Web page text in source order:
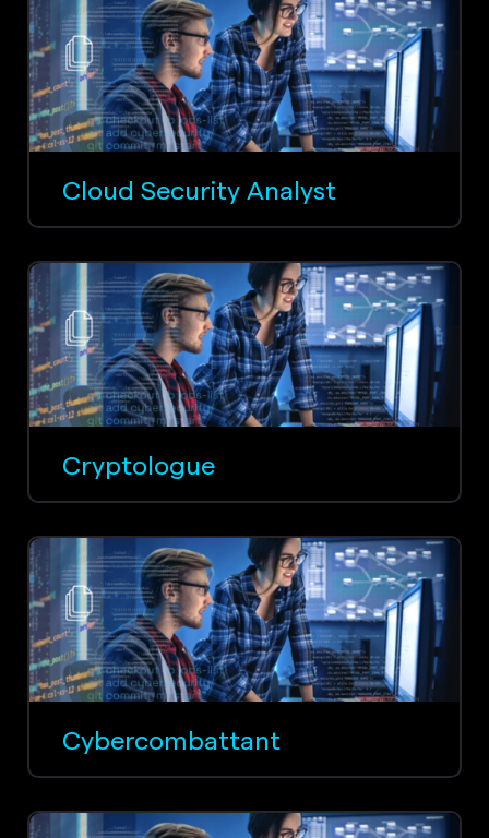
Cloud Security Analyst
Cryptologue
Cybercombattant